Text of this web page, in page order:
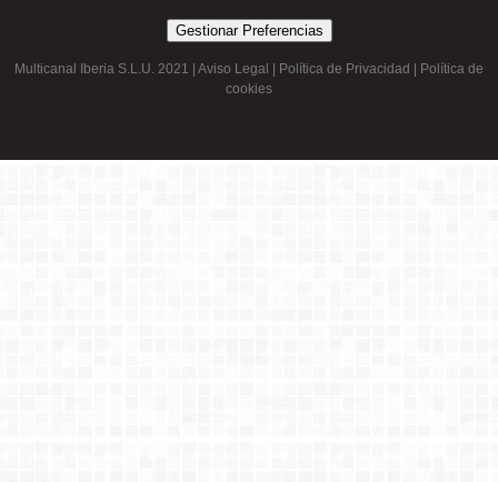
Gestionar Preferencias
Multicanal Iberia S.L.U. 2021 | Aviso Legal Política de Privacidad
Política de
cookies